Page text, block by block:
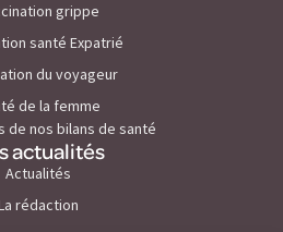
grippe
santé Expatrié
du voyageur
de la femme
de nos bilans de santé
actualités
Actualités
rédaction